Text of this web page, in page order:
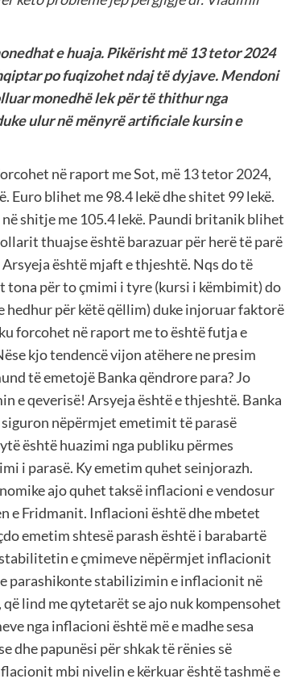
e huaja. Pikërisht më 13 tetor 2024
po fuqizohet ndaj të dyjave. Mendoni
monedhë lek për të thithur nga
ulur në mënyrë artificiale kursin e
në raport me Sot, më 13 tetor 2024,
Euro blihet me 98.4 lekë dhe shitet 99 lekë.
shitje me 105.4 lekë. Paundi britanik blihet
thuajse është barazuar për herë të parë
është mjaft e thjeshtë. Nqs do të
tona për to çmimi i tyre (kursi i këmbimit) do
hedhur për këtë qëllim) duke injoruar faktorë
forcohet në raport me to është futja e
kjo tendencë vijon atëhere ne presim
të emetojë Banka qëndrore para? Jo
e qeverisë! Arsyeja është e thjeshtë. Banka
nëpërmjet emetimit të parasë
është huazimi nga publiku përmes
i parasë. Ky emetim quhet seinjorazh.
ajo quhet taksë inflacioni e vendosur
e Fridmanit. Inflacioni është dhe mbetet
emetim shtesë parash është i barabartë
e çmimeve nëpërmjet inflacionit
parashikonte stabilizimin e inflacionit në
lind me qytetarët se ajo nuk kompensohet
nga inflacioni është më e madhe sesa
dhe papunësi për shkak të rënies së
mbi nivelin e kërkuar është tashmë e